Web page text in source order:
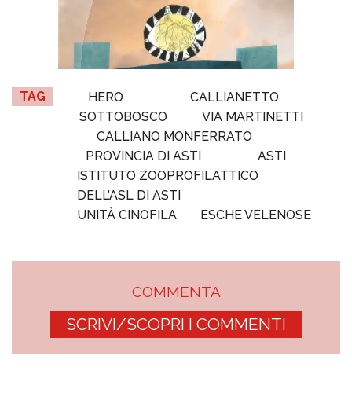
TAG HERO
CALLIANETTO
SOTTOBOSCO
VIA MARTINETTI
CALLIANO MONFERRATO
PROVINCIA DI ASTI
ASTI
ISTITUTO ZOOPROFILATTICO
DELL’ASL DI ASTI
UNITÀ CINOFILA
ESCHE VELENOSE
COMMENTA
SCRIVI/SCOPRI I COMMENTI